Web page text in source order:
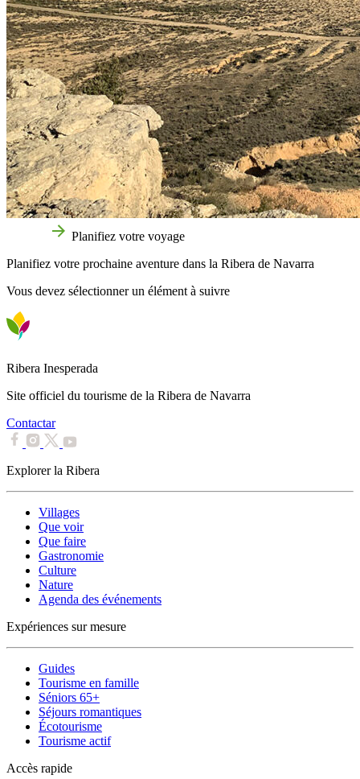
Planifiez votre voyage
Planifiez votre prochaine aventure dans la Ribera de Navarra
Vous devez sélectionner un élément à suivre
Ribera Inesperada
Site officiel du tourisme de la Ribera de Navarra
Contactar
Explorer la Ribera
Villages
Que voir
Que faire
Gastronomie
Culture
Nature
Agenda des événements
Expériences sur mesure
Guides
Tourisme en famille
Séniors 65+
Séjours romantiques
Écotourisme
Tourisme actif
Accès rapide